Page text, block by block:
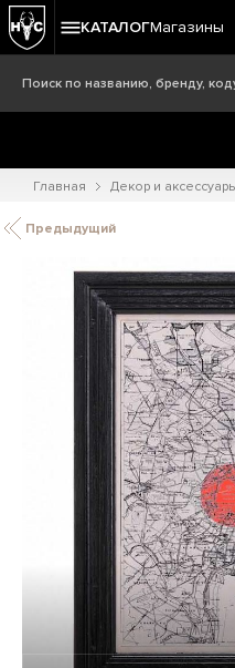
КАТАЛОГМагазины
Главная Декор и
Предыдущий